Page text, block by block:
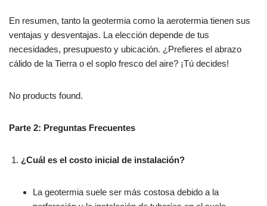
En resumen, tanto la geotermia como la aerotermia tienen sus
ventajas y desventajas. La elección depende de tus
necesidades, presupuesto y ubicación. ¿Prefieres el abrazo
cálido de la Tierra o el soplo fresco del aire? ¡Tú decides!
No products found.
Parte 2: Preguntas Frecuentes
¿Cuál es el costo inicial de instalación?
La geotermia suele ser más costosa debido a la